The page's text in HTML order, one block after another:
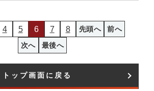
先頭へ 前へ
4 5 6 7 8
次へ 最後へ
トップ画面に戻る